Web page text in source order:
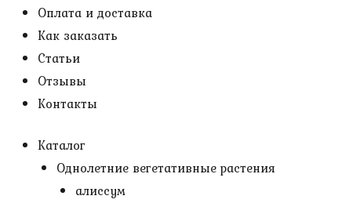
Оплата и доставка
Как заказать
Статьи
Отзывы
Контакты
Каталог
Однолетние вегетативные растения
алиссум